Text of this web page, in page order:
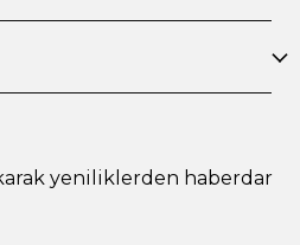
yeniliklerden haberdar